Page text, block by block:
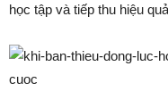
học tập và tiếp thu hiệu